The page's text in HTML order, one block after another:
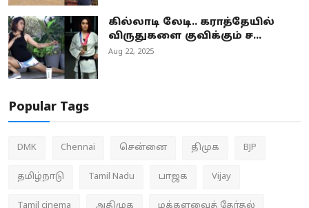
கில்லாடி லேடி.. கராத்தேயில்
விருதுகளை குவிக்கும் ச...
Aug 22, 2025
Popular Tags
DMK Chennai சென்னை திமுக BJP
தமிழ்நாடு Tamil Nadu பாஜக Vijay